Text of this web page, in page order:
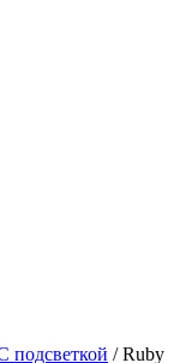
подсветкой /Ruby